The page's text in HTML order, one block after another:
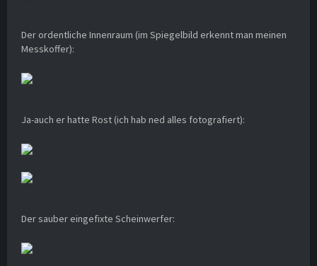
Der ordentliche Innenraum (im Spiegelbild erkennt man meinen
Messkoffer):
Ja-auch er hatte Rost (ich hab ned alles fotografiert):
Der sauber eingefixte Scheinwerfer: